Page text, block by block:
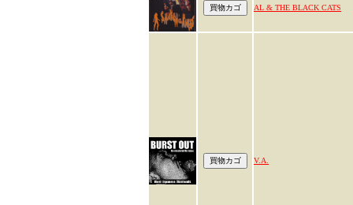
AL & THE BLACK CATS
V.A.